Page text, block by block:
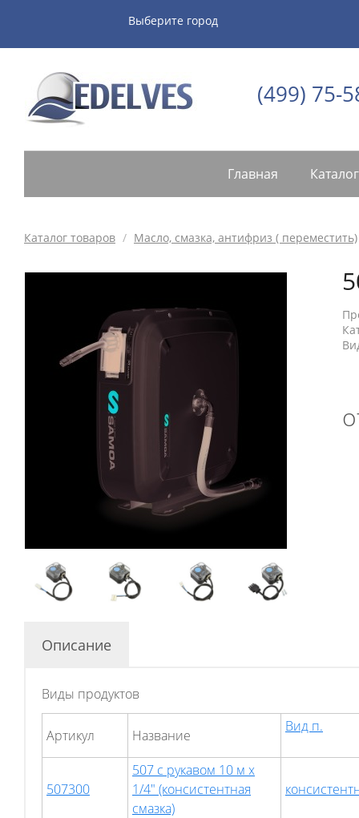
Выберите город
(499) 75-
Главная
Каталог товаров / Масло, смазка, антифриз ( переместить)
Описание
Виды продуктов
Артикул Hазвание
Вид п.
507300
507 с рукавом 10 м х
1/4" (консистентная
смазка)